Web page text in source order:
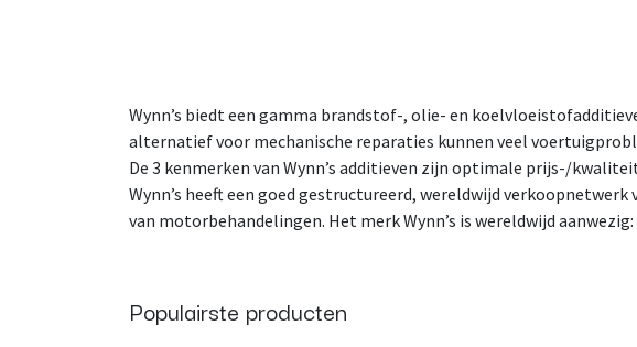
Wynn’s biedt een gamma brandstof-, olie- en
alternatief voor mechanische reparaties kunnen veel
De 3 kenmerken van Wynn’s additieven zijn optimale prijs-/
Wynn’s heeft een goed gestructureerd, wereldwijd
van motorbehandelingen. Het merk Wynn’s is wereldwijd
Populairste producten